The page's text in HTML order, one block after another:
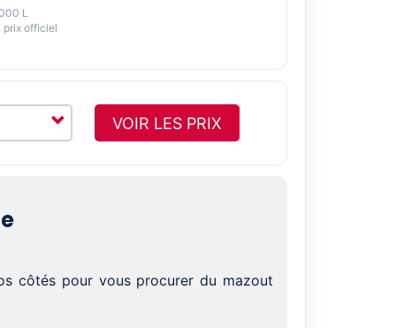
L
prix officiel
VOIR LES PRIX
côtés pour vous procurer du mazout